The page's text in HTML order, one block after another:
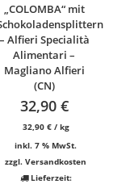
„COLOMBA“ mit
– Alfieri Specialità
Alimentari –
Magliano Alfieri
(CN)
32,90 €
32,90 €/ kg
inkl. 7 % MwSt.
zzgl.Versandkosten
Lieferzeit: